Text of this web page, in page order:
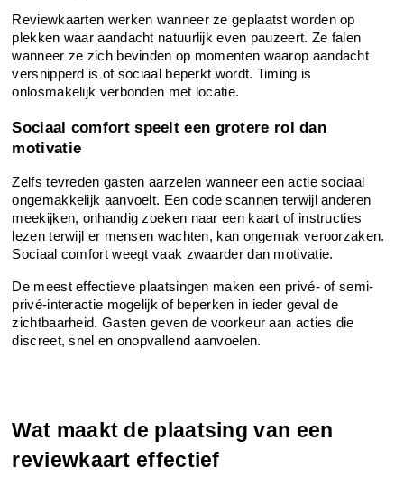
Reviewkaarten werken wanneer ze geplaatst worden op
plekken waar aandacht natuurlijk even pauzeert. Ze falen
wanneer ze zich bevinden op momenten waarop aandacht
versnipperd is of sociaal beperkt wordt. Timing is
onlosmakelijk verbonden met locatie.
Sociaal comfort speelt een grotere rol dan
motivatie
Zelfs tevreden gasten aarzelen wanneer een actie sociaal
ongemakkelijk aanvoelt. Een code scannen terwijl anderen
meekijken, onhandig zoeken naar een kaart of instructies
lezen terwijl er mensen wachten, kan ongemak veroorzaken.
Sociaal comfort weegt vaak zwaarder dan motivatie.
De meest effectieve plaatsingen maken een privé- of semi-
privé-interactie mogelijk of beperken in ieder geval de
zichtbaarheid. Gasten geven de voorkeur aan acties die
discreet, snel en onopvallend aanvoelen.
Wat maakt de plaatsing van een
reviewkaart effectief